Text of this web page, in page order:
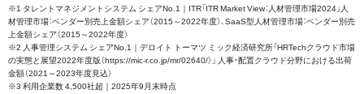
※1 タレントマネジメントシステム シェアNo.1｜ITR「ITR Market View：人材管理市場2024」人
材管理市場：ベンダー別売上金額シェア（2015～2022年度）、SaaS型人材管理市場：ベンダー別売
上金額シェア（2015～2022年度）
※2 人事管理システム シェアNo.1｜デロイト トーマツ ミック経済研究所「HRTechクラウド市場
の実態と展望2022年度版（https://mic-r.co.jp/mr/02640/）」 人事・配置クラウド分野における出荷
金額（2021～2023年度見込）
※3 利用企業数 4,500社超｜2025年9月末時点